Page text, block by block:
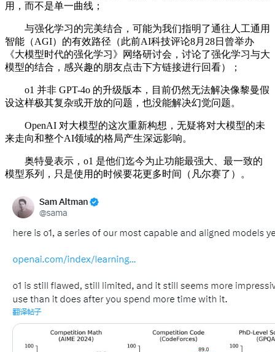
用，而不是单一曲线；
与强化学习的完美结合，可能为我们指明了通往人工通用
智能（AGI）的有效路径（此前AI科技评论8月28日曾举办
《大模型时代的强化学习》网络研讨会，讨论了强化学习与大
模型的结合，感兴趣的朋友点击下方链接进行回看）；
o1 并非 GPT-4o 的升级版本，目前仍然无法解决像黎曼假
设这样极其复杂或开放的问题，也没能解决幻觉问题。
OpenAI 对大模型的这次重新构想，无疑将对大模型的未
来走向和整个AI领域的格局产生深远影响。
奥特曼表示，o1 是他们迄今为止功能最强大、最一致的
模型系列，只是使用的时候要花更多时间（凡尔赛了）。